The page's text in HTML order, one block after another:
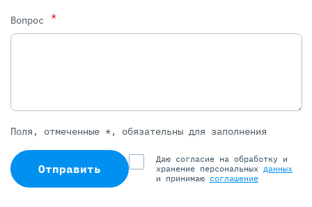
Вопрос *
Поля, отмеченные *, обязательны для заполнения
Отправить
Даю согласие на обработку и
хранение персональных данных
и принимаю соглашение